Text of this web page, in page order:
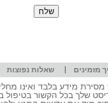
מזמינים | שאלות נפוצות
מידע בלבד ואינו
שלך בכל הקשור